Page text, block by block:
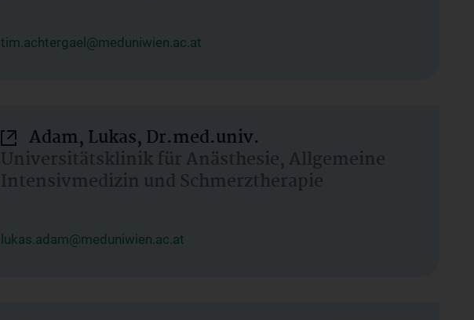
tim.achtergael@meduniwien.ac.at
Adam, Lukas, Dr.med.univ.
Universitätsklinik für Anästhesie, Allgemeine
Intensivmedizin und Schmerztherapie
lukas.adam@meduniwien.ac.at